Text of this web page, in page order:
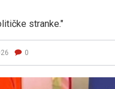
stranke."
0